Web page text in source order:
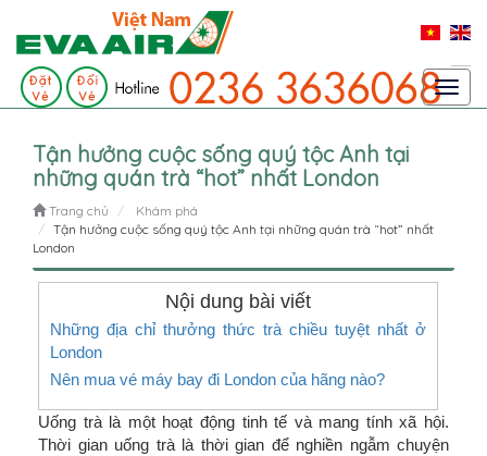
Tận hưởng cuộc sống quý tộc Anh tại
những quán trà “hot” nhất London
Trang chủ
Khám phá
Tận hưởng cuộc sống quý tộc Anh tại những quán trà “hot” nhất
London
Nội dung bài viết
Những địa chỉ thưởng thức trà chiều tuyệt nhất ở
London
Nên mua vé máy bay đi London của hãng nào?
Uống trà là một hoạt động tinh tế và mang tính xã hội.
Thời gian uống trà là thời gian để nghiền ngẫm chuyện